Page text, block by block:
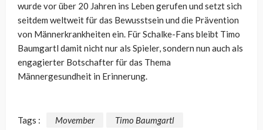
wurde vor über 20 Jahren ins Leben gerufen und setzt sich
seitdem weltweit für das Bewusstsein und die Prävention
von Männerkrankheiten ein. Für Schalke-Fans bleibt Timo
Baumgartl damit nicht nur als Spieler, sondern nun auch als
engagierter Botschafter für das Thema
Männergesundheit in Erinnerung.
Tags : Movember Timo Baumgartl